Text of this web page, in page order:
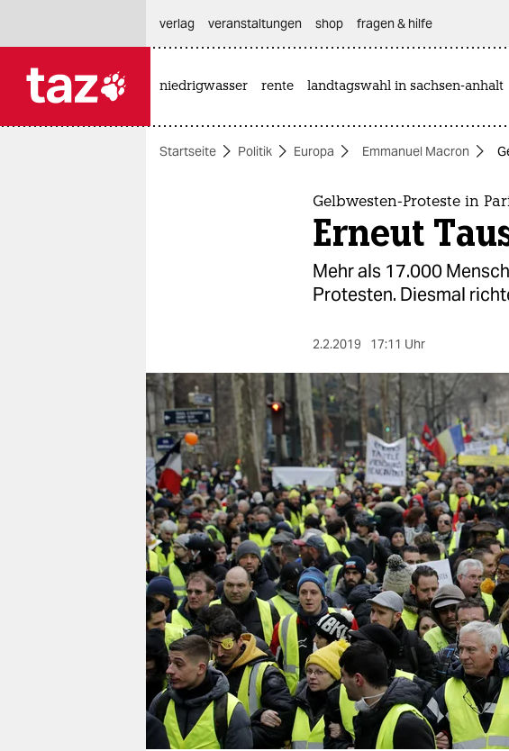
themen
berlin
nord
wahrheit
verlag
verlag
veranstaltungen
shop
fragen & hilfe
unterstützen
abo
verlag
veranstaltungen shop fragen & hilfe
niedrigwasser rente landtagswahl in sachsen-anhalt
Startseite Politik Europa Emmanuel Macron
Gelbwesten-Proteste in
Erneut
Mehr als 17.000
Protesten. Diesmal
2.2.2019 17:11 Uhr